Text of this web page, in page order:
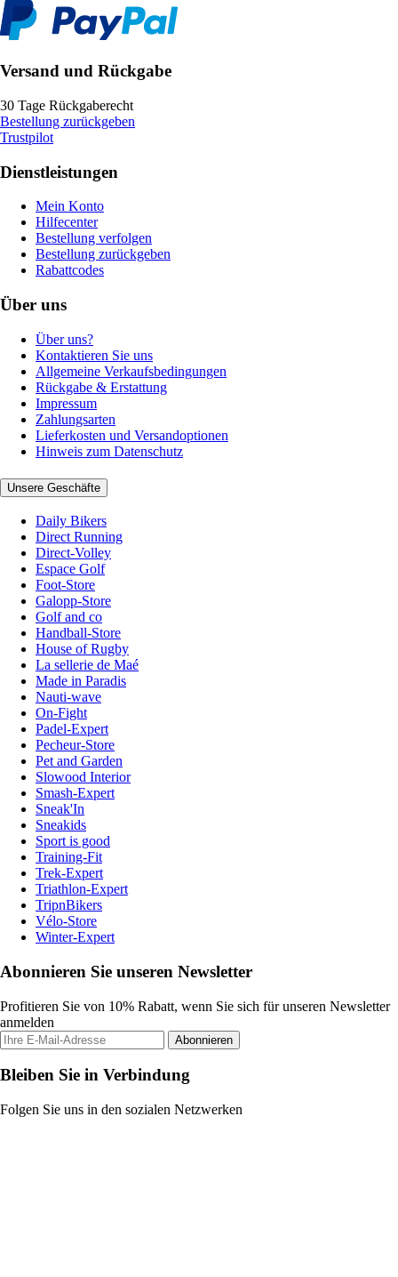
Versand und Rückgabe
30 Tage Rückgaberecht
Bestellung zurückgeben
Trustpilot
Dienstleistungen
Mein Konto
Hilfecenter
Bestellung verfolgen
Bestellung zurückgeben
Rabattcodes
Über uns
Über uns?
Kontaktieren Sie uns
Allgemeine Verkaufsbedingungen
Rückgabe & Erstattung
Impressum
Zahlungsarten
Lieferkosten und Versandoptionen
Hinweis zum Datenschutz
Unsere Geschäfte
Daily Bikers
Direct Running
Direct-Volley
Espace Golf
Foot-Store
Galopp-Store
Golf and co
Handball-Store
House of Rugby
La sellerie de Maé
Made in Paradis
Nauti-wave
On-Fight
Padel-Expert
Pecheur-Store
Pet and Garden
Slowood Interior
Smash-Expert
Sneak'In
Sneakids
Sport is good
Training-Fit
Trek-Expert
Triathlon-Expert
TripnBikers
Vélo-Store
Winter-Expert
Abonnieren Sie unseren Newsletter
Profitieren Sie von 10% Rabatt, wenn Sie sich für unseren Newsletter
anmelden
Abonnieren
Bleiben Sie in Verbindung
Folgen Sie uns in den sozialen Netzwerken